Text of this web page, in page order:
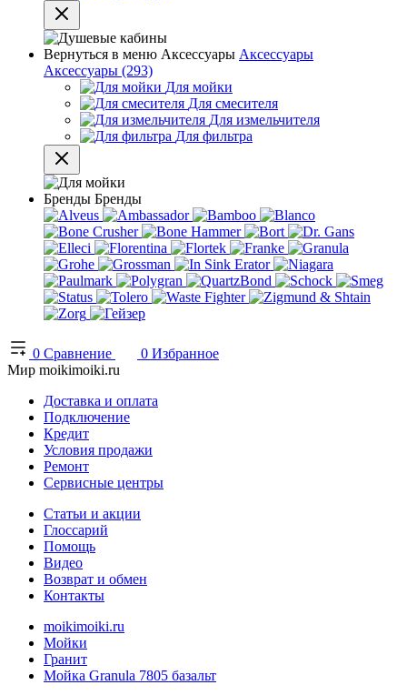
Вернуться в меню Аксессуары Аксессуары
Аксессуары (293)
Для мойки
Для смесителя
Для измельчителя
Для фильтра
Бренды Бренды
0 Сравнение 0 Избранное
Мир moikimoiki.ru
Доставка и оплата
Подключение
Кредит
Условия продажи
Ремонт
Сервисные центры
Статьи и акции
Глоссарий
Помощь
Видео
Возврат и обмен
Контакты
moikimoiki.ru
Мойки
Гранит
Мойка Granula 7805 базальт